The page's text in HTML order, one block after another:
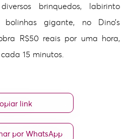
brinquedos, labirinto
gigante, no Dino’s
R$50 reais por uma hora,
15 minutos.
link
por WhatsApp